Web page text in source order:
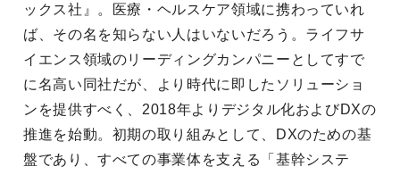
ックス社』。医療・ヘルスケア領域に携わっていれ
ば、その名を知らない人はいないだろう。ライフサ
イエンス領域のリーディングカンパニーとしてすで
に名高い同社だが、より時代に即したソリューショ
ンを提供すべく、2018年よりデジタル化およびDXの
推進を始動。初期の取り組みとして、DXのための基
盤であり、すべての事業体を支える「基幹システ